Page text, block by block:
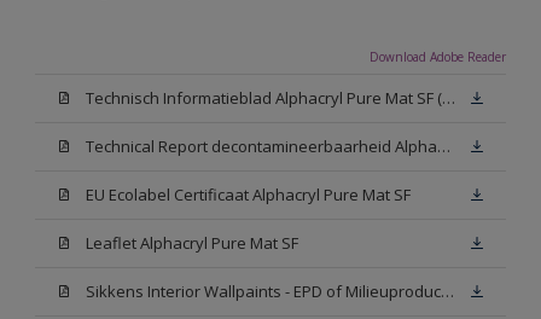
Download Adobe Reader
Technisch Informatieblad Alphacryl Pure Mat SF (New Livery) (PDF)
Technical Report decontamineerbaarheid Alphacryl Pure Mat SF
EU Ecolabel Certificaat Alphacryl Pure Mat SF
Leaflet Alphacryl Pure Mat SF
Sikkens Interior Wallpaints - EPD of Milieuproductverklaring